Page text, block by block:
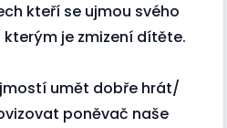
kteří se ujmou svého
je zmizení dítěte.
umět dobře hrát/
poněvač naše